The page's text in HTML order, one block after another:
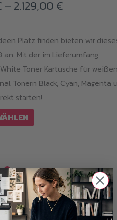
– 2.129,00 €
bis
2.129,00 €
Platz finden bieten wir
an. Mit der im Lieferumfang
Toner Kartusche für weißen
Tonern Black, Cyan, Magenta
starten!
Color LaserJet